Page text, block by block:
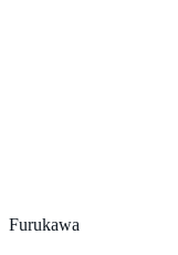
Furukawa